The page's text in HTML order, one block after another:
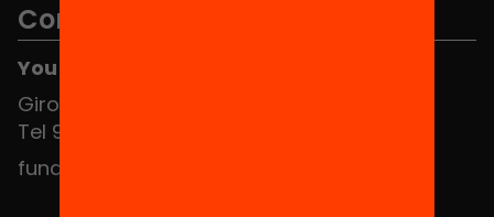
Contact
You can find us at the Social HUB
Girona 34, interior 08010 Barcelona
Tel 934 588 700
fundacio@equitat.org